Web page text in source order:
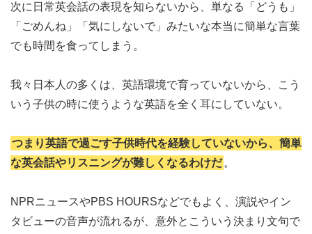
次に日常英会話の表現を知らないから、単なる「どうも」
「ごめんね」「気にしないで」みたいな本当に簡単な言葉
でも時間を食ってしまう。
我々日本人の多くは、英語環境で育っていないから、こう
いう子供の時に使うような英語を全く耳にしていない。
つまり英語で過ごす子供時代を経験していないから、簡単
な英会話やリスニングが難しくなるわけだ 。
NPRニュースやPBS HOURSなどでもよく、演説やイン
タビューの音声が流れるが、意外とこういう決まり文句で